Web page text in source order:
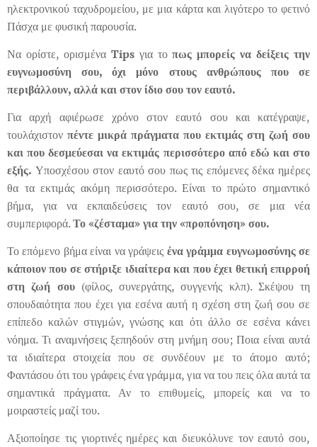
ηλεκτρονικού ταχυδρομείου, με μια κάρτα και λιγότερο το φετινό
Πάσχα με φυσική παρουσία.
Να ορίστε, ορισμένα Tipsγια τοπως μπορείς να δείξεις την
ευγνωμοσύνη σου, όχι μόνο στους ανθρώπους που σε
περιβάλλουν, αλλά και στον ίδιο σου τον εαυτό.
Για αρχή αφιέρωσε χρόνο στον εαυτό σου και κατέγραψε,
τουλάχιστον πέντε μικρά πράγματα που εκτιμάς στη ζωή σου
και που δεσμεύεσαι να εκτιμάς περισσότερο από εδώ και στο
εξής. Υποσχέσου στον εαυτό σου πως τις επόμενες δέκα ημέρες
θα τα εκτιμάς ακόμη περισσότερο. Είναι το πρώτο σημαντικό
βήμα, για να εκπαιδεύσεις τον εαυτό σου, σε μια νέα
συμπεριφορά.Το «ζέσταμα» για την «προπόνηση» σου.
Το επόμενο βήμα είναι να γράψεις ένα γράμμα ευγνωμοσύνης σε
κάποιον που σε στήριξε ιδιαίτερα και που έχει θετική επιρροή
στη ζωή σου(φίλος, συνεργάτης, συγγενής κλπ). Σκέψου τη
σπουδαιότητα που έχει για εσένα αυτή η σχέση στη ζωή σου σε
επίπεδο καλών στιγμών, γνώσης και ότι άλλο σε εσένα κάνει
νόημα. Τι αναμνήσεις ξεπηδούν στη μνήμη σου; Ποια είναι αυτά
τα ιδιαίτερα στοιχεία που σε συνδέουν με το άτομο αυτό;
Φαντάσου ότι του γράφεις ένα γράμμα, για να του πεις όλα αυτά τα
σημαντικά πράγματα. Αν το επιθυμείς, μπορείς και να το
μοιραστείς μαζί του.
Αξιοποίησε τις γιορτινές ημέρες και διευκόλυνε τον εαυτό σου,